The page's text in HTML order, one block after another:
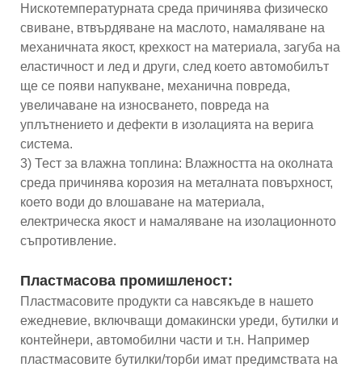
Нискотемпературната среда причинява физическо
свиване, втвърдяване на маслото, намаляване на
механичната якост, крехкост на материала, загуба на
еластичност и лед и други, след което автомобилът
ще се появи напукване, механична повреда,
увеличаване на износването, повреда на
уплътнението и дефекти в изолацията на верига
система.
3) Тест за влажна топлина: Влажността на околната
среда причинява корозия на металната повърхност,
което води до влошаване на материала,
електрическа якост и намаляване на изолационното
съпротивление.
Пластмасова промишленост:
Пластмасовите продукти са навсякъде в нашето
ежедневие, включващи домакински уреди, бутилки и
контейнери, автомобилни части и т.н. Например
пластмасовите бутилки/торби имат предимствата на